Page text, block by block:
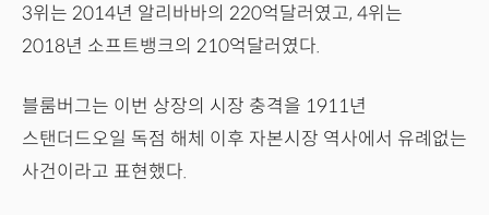
3위는 2014년 알리바바의 220억달러였고, 4위는
2018년 소프트뱅크의 210억달러였다.
블룸버그는 이번 상장의 시장 충격을 1911년
스탠더드오일 독점 해체 이후 자본시장 역사에서 유례없는
사건이라고 표현했다.